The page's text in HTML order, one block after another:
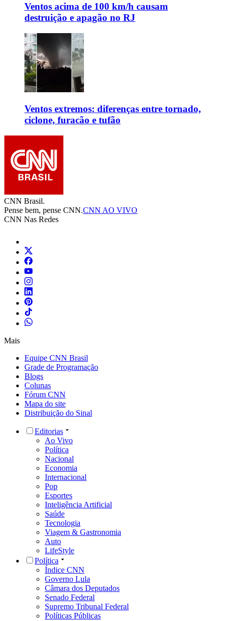
Ventos acima de 100 km/h causam
destruição e apagão no RJ
Ventos extremos: diferenças entre tornado,
ciclone, furacão e tufão
CNN Brasil.
Pense bem, pense CNN.CNN AO VIVO
CNN Nas Redes
Mais
Equipe CNN Brasil
Grade de Programação
Blogs
Colunas
Fórum CNN
Mapa do site
Distribuição do Sinal
Editorias
Ao Vivo
Política
Nacional
Economia
Internacional
Pop
Esportes
Inteligência Artificial
Saúde
Tecnologia
Viagem & Gastronomia
Auto
LifeStyle
Política
Índice CNN
Governo Lula
Câmara dos Deputados
Senado Federal
Supremo Tribunal Federal
Políticas Públicas